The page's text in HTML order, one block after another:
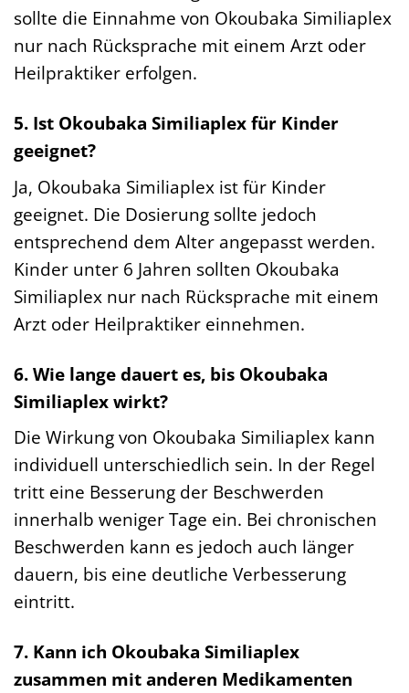
sollte die Einnahme von Okoubaka Similiaplex
nur nach Rücksprache mit einem Arzt oder
Heilpraktiker erfolgen.
5. Ist Okoubaka Similiaplex für Kinder
geeignet?
Ja, Okoubaka Similiaplex ist für Kinder
geeignet. Die Dosierung sollte jedoch
entsprechend dem Alter angepasst werden.
Kinder unter 6 Jahren sollten Okoubaka
Similiaplex nur nach Rücksprache mit einem
Arzt oder Heilpraktiker einnehmen.
6. Wie lange dauert es, bis Okoubaka
Similiaplex wirkt?
Die Wirkung von Okoubaka Similiaplex kann
individuell unterschiedlich sein. In der Regel
tritt eine Besserung der Beschwerden
innerhalb weniger Tage ein. Bei chronischen
Beschwerden kann es jedoch auch länger
dauern, bis eine deutliche Verbesserung
eintritt.
7. Kann ich Okoubaka Similiaplex
zusammen mit anderen Medikamenten